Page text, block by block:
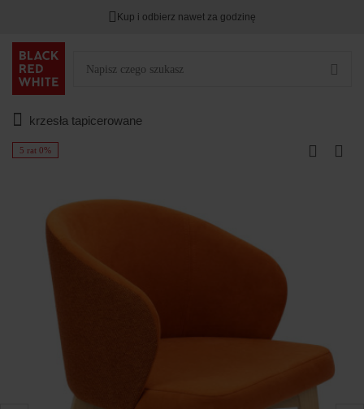
Kup i odbierz nawet za godzinę
krzesła tapicerowane
5 rat 0%